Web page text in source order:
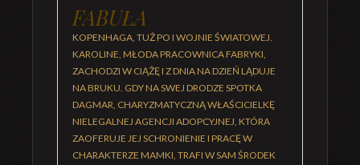
FABUŁA
KOPENHAGA, TUŻ PO I WOJNIE ŚWIATOWEJ.
KAROLINE, MŁODA PRACOWNICA FABRYKI,
ZACHODZI W CIĄŻĘ I Z DNIA NA DZIEŃ LĄDUJE
NA BRUKU. GDY NA SWEJ DRODZE SPOTKA
DAGMAR, CHARYZMATYCZNĄ WŁAŚCICIELKĘ
NIELEGALNEJ AGENCJI ADOPCYJNEJ, KTÓRA
ZAOFERUJE JEJ SCHRONIENIE I PRACĘ W
CHARAKTERZE MAMKI, TRAFI W SAM ŚRODEK